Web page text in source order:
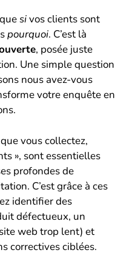
sivos clients sont
pourquoi. C’est là
, posée juste
Une simple question
nous avez-vous
votre enquête en
vous collectez,
», sont essentielles
profondes de
C’est grâce à ces
identifier des
défectueux, un
web trop lent) et
correctives ciblées.